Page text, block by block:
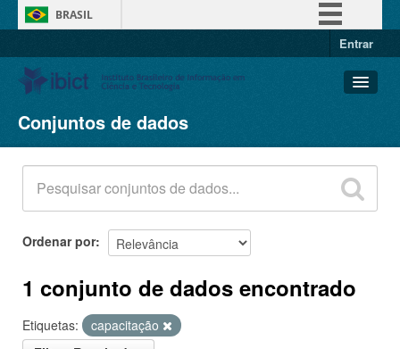
BRASIL
Entrar
Conjuntos de dados
Organizações
Grupos
Sobre
Conjuntos de dados
Ordenar por
1 conjunto de dados encontrado
Etiquetas:
capacitação